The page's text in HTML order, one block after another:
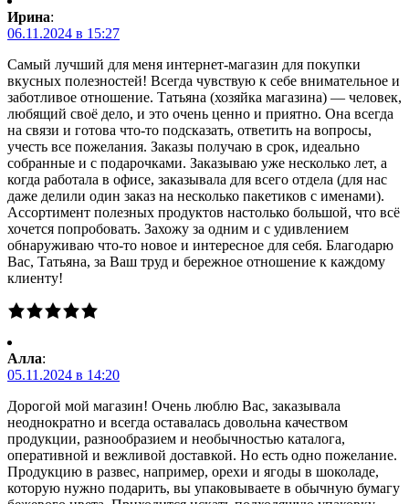
Ирина:
06.11.2024 в 15:27
Самый лучший для меня интернет-магазин для покупки
вкусных полезностей! Всегда чувствую к себе внимательное и
заботливое отношение. Татьяна (хозяйка магазина) — человек,
любящий своё дело, и это очень ценно и приятно. Она всегда
на связи и готова что-то подсказать, ответить на вопросы,
учесть все пожелания. Заказы получаю в срок, идеально
собранные и с подарочками. Заказываю уже несколько лет, а
когда работала в офисе, заказывала для всего отдела (для нас
даже делили один заказ на несколько пакетиков с именами).
Ассортимент полезных продуктов настолько большой, что всё
хочется попробовать. Захожу за одним и с удивлением
обнаруживаю что-то новое и интересное для себя. Благодарю
Вас, Татьяна, за Ваш труд и бережное отношение к каждому
клиенту!
Алла:
05.11.2024 в 14:20
Дорогой мой магазин! Очень люблю Вас, заказывала
неоднократно и всегда оставалась довольна качеством
продукции, разнообразием и необычностью каталога,
оперативной и вежливой доставкой. Но есть одно пожелание.
Продукцию в развес, например, орехи и ягоды в шоколаде,
которую нужно подарить, вы упаковываете в обычную бумагу